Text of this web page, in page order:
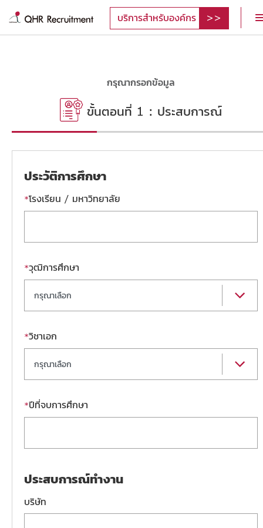
บริการสำหรับองค์กร
กรุณากรอกข้อมูล
ขั้นตอนที่ 1 : ประสบการณ์
ประวัติการศึกษา
*โรงเรียน / มหาวิทยาลัย
*วุฒิการศึกษา
กรุณาเลือก
*วิชาเอก
กรุณาเลือก
*ปีที่จบการศึกษา
ประสบการณ์ทำงาน
บริษัท